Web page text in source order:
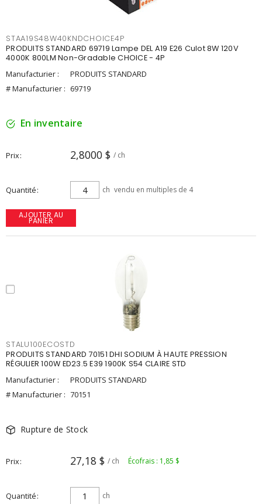
STAA19S48W40KNDCHOICE4P
PRODUITS STANDARD 69719 Lampe DEL A19 E26 Culot 8W 120V
4000K 800LM Non-Gradable CHOICE - 4P
Manufacturier :
PRODUITS STANDARD
# Manufacturier : 69719
En inventaire
Prix 2,8000 $ / ch
Quantité ch vendu en multiples de 4
AJOUTER AU
PANIER
STALU100ECOSTD
PRODUITS STANDARD 70151 DHI SODIUM À HAUTE PRESSION
RÉGULIER 100W ED23.5 E39 1900K S54 CLAIRE STD
Manufacturier :
PRODUITS STANDARD
# Manufacturier : 70151
Rupture de Stock
Prix 27,18 $ / ch Écofrais : 1,85 $
Quantité ch